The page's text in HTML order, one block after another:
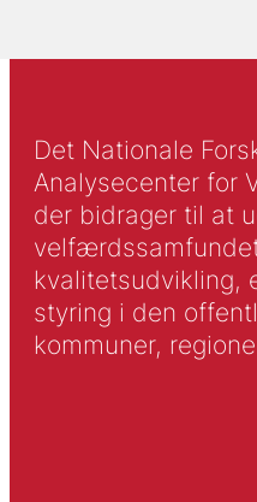
Det Nationale
Analysecenter for
der bidrager til at
kvalitetsudvikling,
styring i den
kommuner,